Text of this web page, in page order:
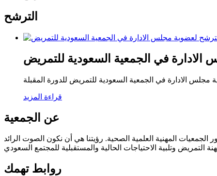
الترشح
في الجمعية السعودية للتمريض
الادارة في الجمعية السعودية للتمريض للدورة المقبلة
قراءة المزيد
عن الجمعية
قبل مجلس الأمناء في مايو 2018 وفقا للائحة العامة ودستور الجمعيات المهنية العلمية الصحية. رؤيتنا هي أن نكون الصوت الرائد
روابط تهمك